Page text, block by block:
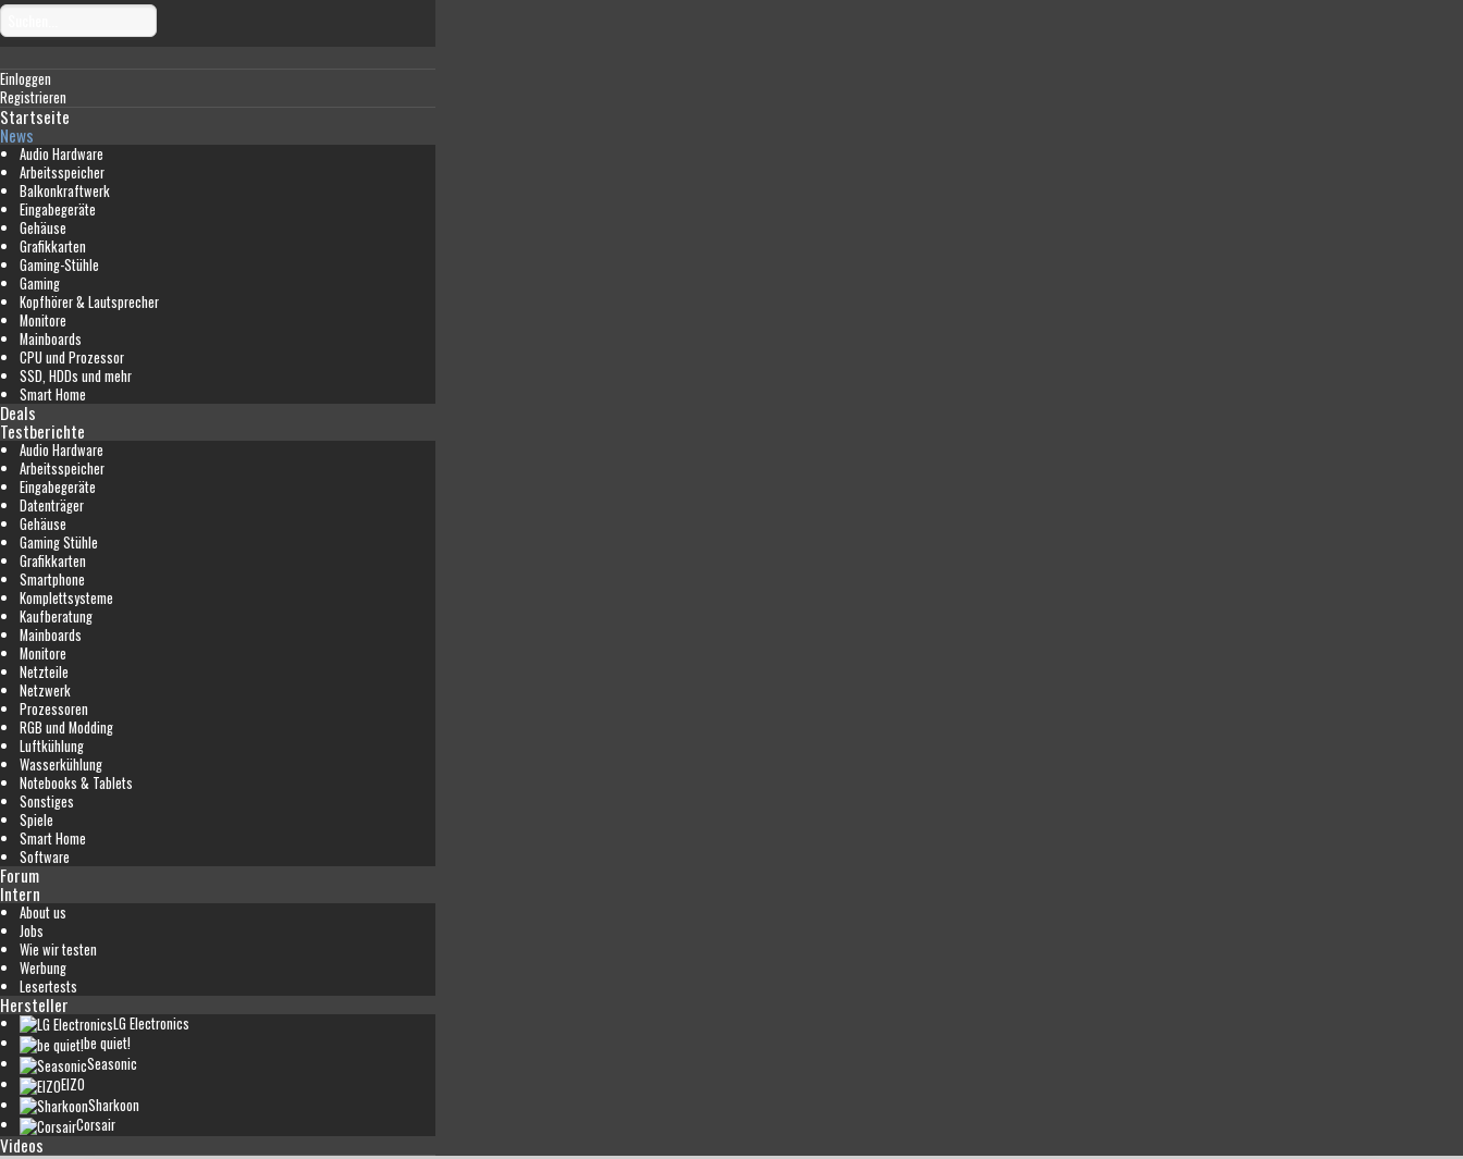
Einloggen
Registrieren
Startseite
News
Audio Hardware
Arbeitsspeicher
Balkonkraftwerk
Eingabegeräte
Gehäuse
Grafikkarten
Gaming-Stühle
Gaming
Kopfhörer & Lautsprecher
Monitore
Mainboards
CPU und Prozessor
SSD, HDDs und mehr
Smart Home
Deals
Testberichte
Audio Hardware
Arbeitsspeicher
Eingabegeräte
Datenträger
Gehäuse
Gaming Stühle
Grafikkarten
Smartphone
Komplettsysteme
Kaufberatung
Mainboards
Monitore
Netzteile
Netzwerk
Prozessoren
RGB und Modding
Luftkühlung
Wasserkühlung
Notebooks & Tablets
Sonstiges
Spiele
Smart Home
Software
Forum
Intern
About us
Jobs
Wie wir testen
Werbung
Lesertests
Hersteller
LG Electronics
be quiet!
Seasonic
EIZO
Sharkoon
Corsair
Videos